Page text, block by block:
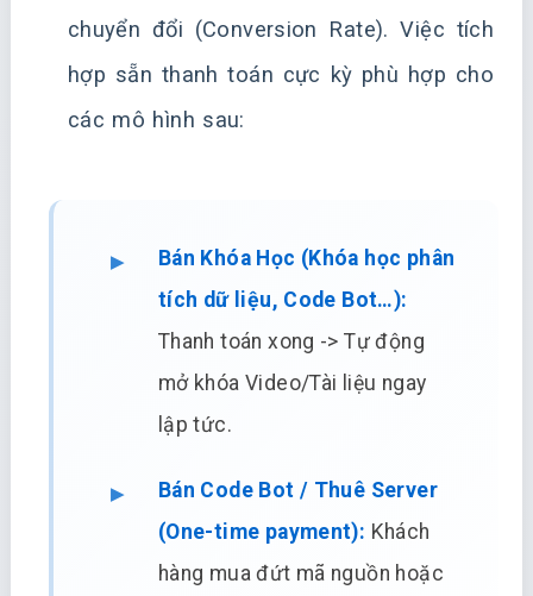
chuyển đổi (Conversion Rate). Việc tích
hợp sẵn thanh toán cực kỳ phù hợp cho
các mô hình sau:
Bán Khóa Học (Khóa học phân
tích dữ liệu, Code Bot…):
Thanh toán xong -> Tự động
mở khóa Video/Tài liệu ngay
lập tức.
Bán Code Bot / Thuê Server
(One-time payment): Khách
hàng mua đứt mã nguồn hoặc